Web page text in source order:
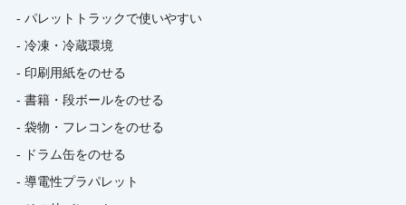
- パレットトラックで使いやすい
- 冷凍・冷蔵環境
- 印刷用紙をのせる
- 書籍・段ボールをのせる
- 袋物・フレコンをのせる
- ドラム缶をのせる
- 導電性プラパレット